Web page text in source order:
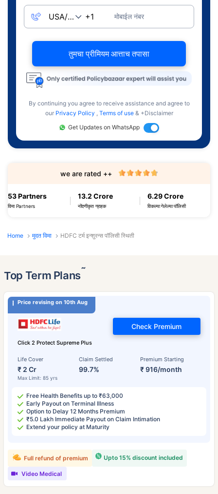
मोबाईल नंबर
तुमचा प्रीमियम आत्ताच तपासा
By continuing you agree to receive assistance and agree to
our Privacy Policy , Terms of use & +Disclaimer
Get Updates on WhatsApp
53 Partners
विमा Partners
13.2 Crore
नोंदणीकृत ग्राहक
6.29 Crore
विकल्या गेलेल्या पॉलिसी
we are rated ++
Home मुदत विमा HDFC टर्म इन्शुरन्स पॉलिसी स्थिती
Top Term Plans˜
Price revising on 10th Aug
Click 2 Protect Supreme Plus
Life Cover
₹ 2 Cr
Max Limit: 85 yrs
Claim Settled
99.7%
Premium Starting
₹ 916/month
Check Premium
Free Health Benefits up to ₹63,000
Early Payout on Terminal Illness
Option to Delay 12 Months Premium
₹5.0 Lakh Immediate Payout on Claim Intimation
Extend your policy at Maturity
Upto 15% discount included
Full refund of premium
Video Medical